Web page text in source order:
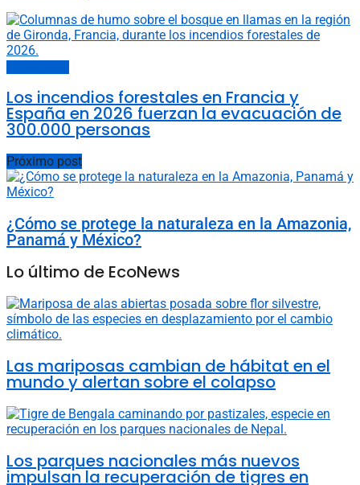
Los incendios forestales en Francia y
España en 2026 fuerzan la evacuación de
300.000 personas
Próximo post
¿Cómo se protege la naturaleza en la Amazonia,
Panamá y México?
Lo último de EcoNews
Las mariposas cambian de hábitat en el
mundo y alertan sobre el colapso
Los parques nacionales más nuevos
impulsan la recuperación de tigres en